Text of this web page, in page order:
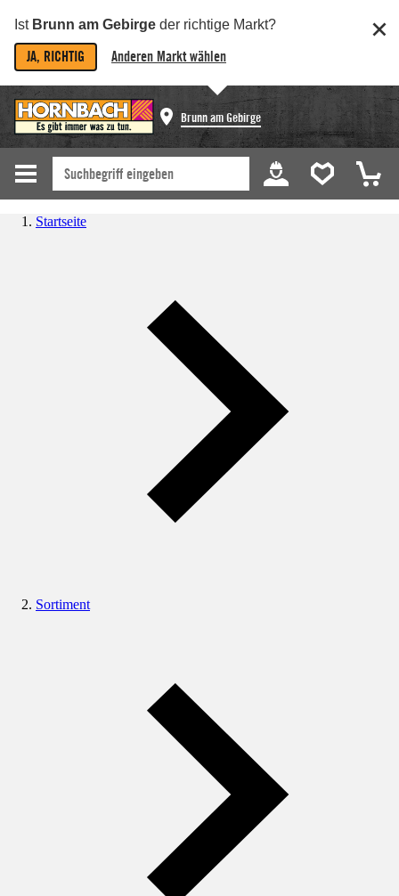
Ist Brunn am Gebirge der richtige Markt?
JA, RICHTIG Anderen Markt wählen
Brunn am Gebirge
Startseite
Sortiment